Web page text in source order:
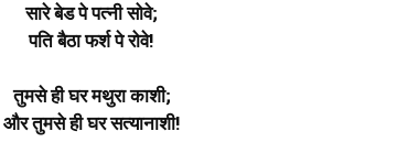
सारे बेड पे पत्नी सोवे;
पति बैठा फर्श पे रोवे!
तुमसे ही घर मथुरा काशी;
और तुमसे ही घर सत्यानाशी!